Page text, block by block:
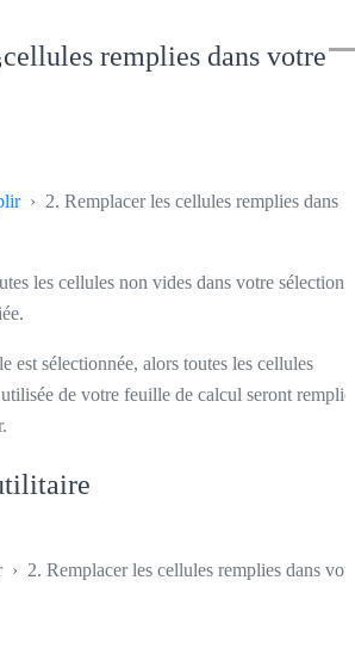
remplies dans votre
› 2. Remplacer les cellules remplies dans
les cellules non vides dans votre sélection
est sélectionnée, alors toutes les cellules
de votre feuille de calcul seront
› 2. Remplacer les cellules remplies dans